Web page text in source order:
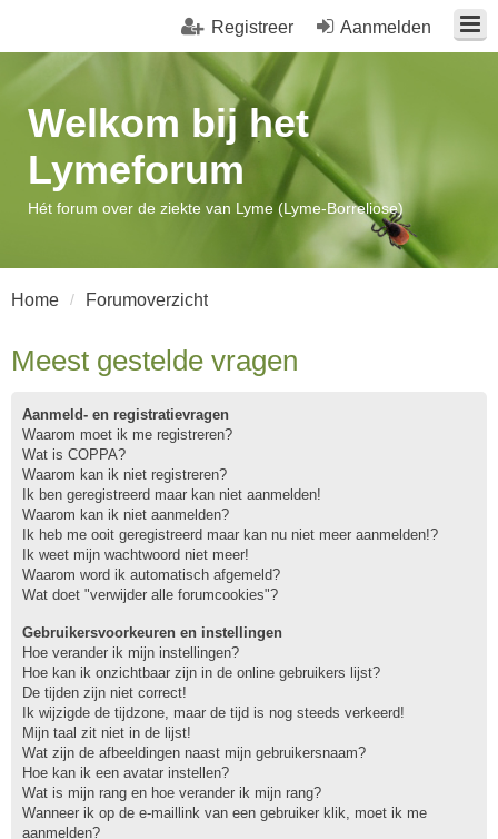
Aanmelden
Registreer
Welkom bij het
Lymeforum
Hét forum over de ziekte van Lyme (Lyme-Borreliose)
Home Forumoverzicht
Meest gestelde vragen
Aanmeld- en registratievragen
Waarom moet ik me registreren?
Wat is COPPA?
Waarom kan ik niet registreren?
Ik ben geregistreerd maar kan niet aanmelden!
Waarom kan ik niet aanmelden?
Ik heb me ooit geregistreerd maar kan nu niet meer aanmelden!?
Ik weet mijn wachtwoord niet meer!
Waarom word ik automatisch afgemeld?
Wat doet "verwijder alle forumcookies"?
Gebruikersvoorkeuren en instellingen
Hoe verander ik mijn instellingen?
Hoe kan ik onzichtbaar zijn in de online gebruikers lijst?
De tijden zijn niet correct!
Ik wijzigde de tijdzone, maar de tijd is nog steeds verkeerd!
Mijn taal zit niet in de lijst!
Wat zijn de afbeeldingen naast mijn gebruikersnaam?
Hoe kan ik een avatar instellen?
Wat is mijn rang en hoe verander ik mijn rang?
Wanneer ik op de e-maillink van een gebruiker klik, moet ik me
aanmelden?